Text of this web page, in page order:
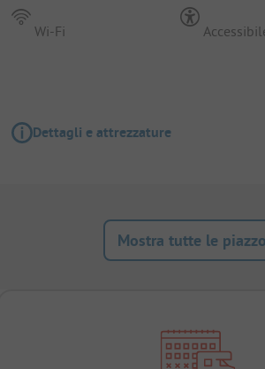
Wi-Fi
Dettagli e attrezzature
Mostra tutte le